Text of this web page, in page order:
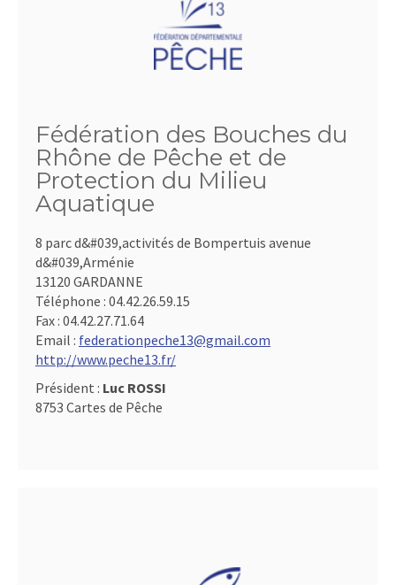
Fédération des Bouches du
Rhône de Pêche et de
Protection du Milieu
Aquatique
8 parc d&#039,activités de Bompertuis avenue
d&#039,Arménie
13120 GARDANNE
Téléphone : 04.42.26.59.15
Fax : 04.42.27.71.64
Email : federationpeche13@gmail.com
http://www.peche13.fr/
Président : Luc ROSSI
8753 Cartes de Pêche